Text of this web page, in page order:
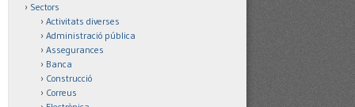
Sectors
Activitats diverses
Administració pública
Assegurances
Banca
Construcció
Correus